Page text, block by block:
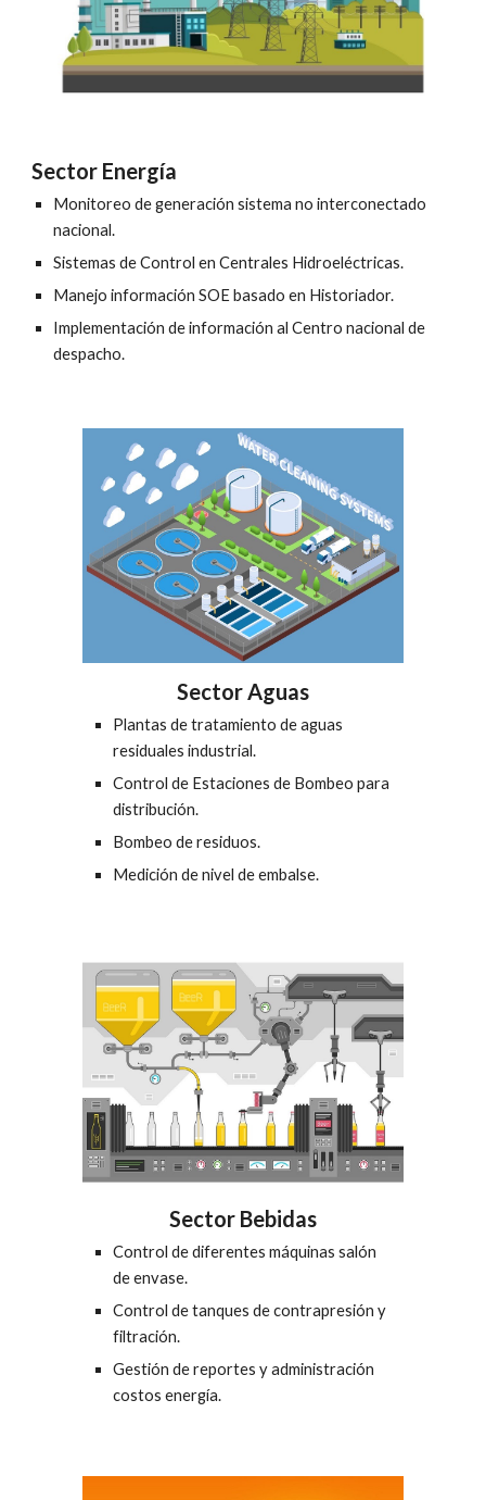
Sector Energía
Monitoreo de generación sistema no interconectado
nacional.
Sistemas de Control en Centrales Hidroeléctricas.
Manejo información SOE basado en Historiador.
Implementación de información al Centro nacional de
despacho.
Sector Aguas
Plantas de tratamiento de aguas
residuales industrial.
Control de Estaciones de Bombeo para
distribución.
Bombeo de residuos.
Medición de nivel de embalse.
Sector Bebidas
Control de diferentes máquinas salón
de envase.
Control de tanques de contrapresión y
filtración.
Gestión de reportes y administración
costos energía.